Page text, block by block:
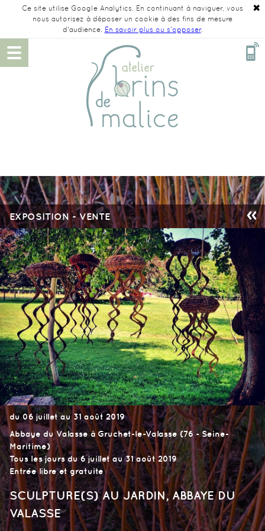
✖
Ce site utilise Google Analytics. En continuant à naviguer, vous
nous autorisez à déposer un cookie à des fins de mesure
d'audience. En savoir plus ou s'opposer.
EXPOSITION - VENTE
du 06 juillet au 31 août 2019
Abbaye du Valasse à Gruchet-le-Valasse (76 - Seine-
Maritime)
Tous les jours du 6 juillet au 31 août 2019
Entrée libre et gratuite
SCULPTURE(S) AU JARDIN, ABBAYE DU
VALASSE